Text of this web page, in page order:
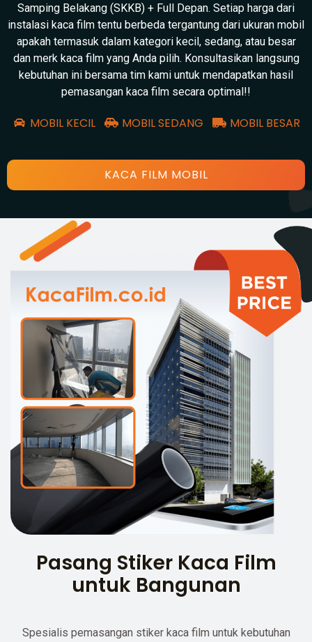
Samping Belakang (SKKB) + Full Depan. Setiap harga dari
instalasi kaca film tentu berbeda tergantung dari ukuran mobil
apakah termasuk dalam kategori kecil, sedang, atau besar
dan merk kaca film yang Anda pilih. Konsultasikan langsung
kebutuhan ini bersama tim kami untuk mendapatkan hasil
pemasangan kaca film secara optimal!!
MOBIL KECIL MOBIL SEDANG MOBIL BESAR
KACA FILM MOBIL
Pasang Stiker Kaca Film
untuk Bangunan
Spesialis pemasangan stiker kaca film untuk kebutuhan